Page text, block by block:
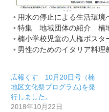
用水の停止による生活環境
特集 地域団体の紹介 楠
楠小学校児童の人権ポスタ
男性のためのイタリア料理
広報くす 10月20日号（楠
地区文化祭プログラム)を発
行しました。
2018年10月22日